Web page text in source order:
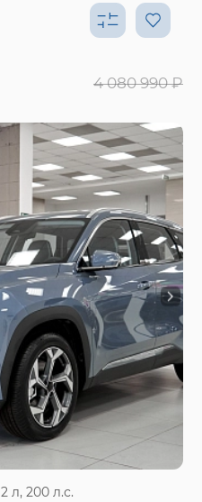
2 л, 200 л.с.
4 080 990 ₽